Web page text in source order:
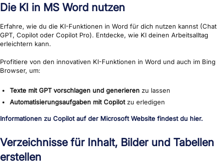
Die KI in MS Word nutzen
Erfahre, wie du die KI-Funktionen in Word für dich nutzen kannst (Chat
GPT, Copilot oder Copilot Pro). Entdecke, wie KI deinen Arbeitsalltag
erleichtern kann.
Profitiere von den innovativen KI-Funktionen in Word und auch im Bing
Browser, um:
Texte mit GPT vorschlagen und generieren zu lassen
Automatisierungsaufgaben mit Copilotzu erledigen
Informationen zu Copilot auf der Microsoft Website findest du hier.
Verzeichnisse für Inhalt, Bilder und Tabellen
erstellen